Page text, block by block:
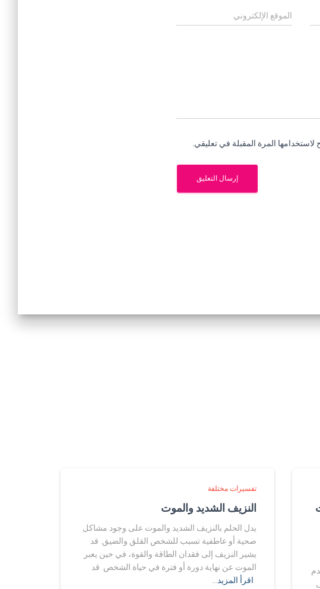
الموقع الإلكتروني
المرة المقبلة في تعليقي.
تفسيرات مختلفة
النزيف الشديد والموت
يدل الحلم بالنزيف الشديد والموت على وجود مشاكل
صحية أو عاطفية تسبب للشخص القلق والضيق. قد
يشير النزيف إلى فقدان الطاقة والقوة، في حين يعبر
الموت عن نهاية دورة أو فترة في حياة الشخص. قد
اقرأ المزيد…